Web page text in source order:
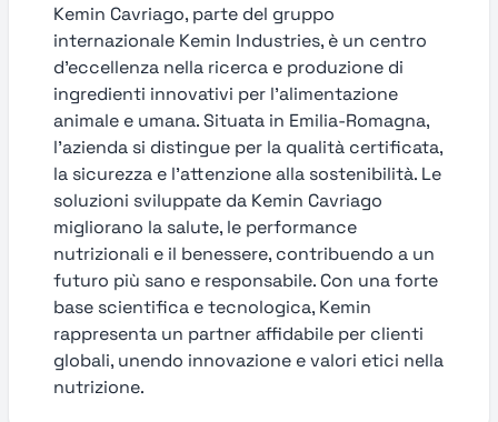
Kemin Cavriago, parte del gruppo
internazionale Kemin Industries, è un centro
d’eccellenza nella ricerca e produzione di
ingredienti innovativi per l’alimentazione
animale e umana. Situata in Emilia-Romagna,
l’azienda si distingue per la qualità certificata,
la sicurezza e l’attenzione alla sostenibilità. Le
soluzioni sviluppate da Kemin Cavriago
migliorano la salute, le performance
nutrizionali e il benessere, contribuendo a un
futuro più sano e responsabile. Con una forte
base scientifica e tecnologica, Kemin
rappresenta un partner affidabile per clienti
globali, unendo innovazione e valori etici nella
nutrizione.